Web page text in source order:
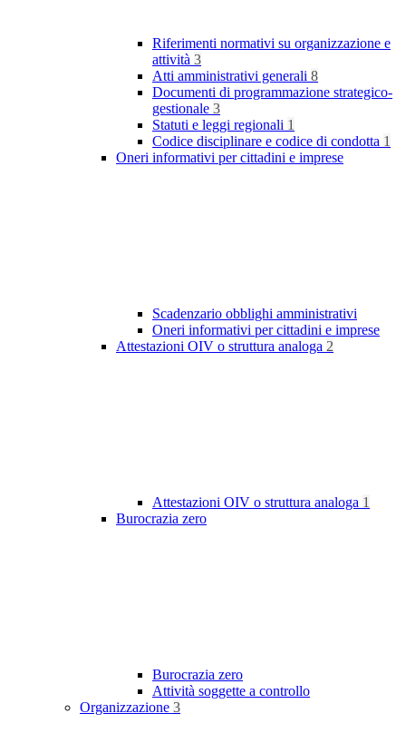
Riferimenti normativi su organizzazione e
attività 3
Atti amministrativi generali 8
Documenti di programmazione strategico-
gestionale 3
Statuti e leggi regionali 1
Codice disciplinare e codice di condotta 1
Oneri informativi per cittadini e imprese
Scadenzario obblighi amministrativi
Oneri informativi per cittadini e imprese
Attestazioni OIV o struttura analoga 2
Attestazioni OIV o struttura analoga 1
Burocrazia zero
Burocrazia zero
Attività soggette a controllo
Organizzazione 3